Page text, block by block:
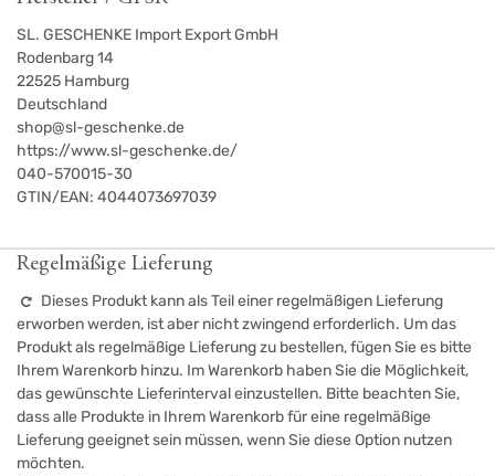
SL. GESCHENKE Import Export GmbH
Rodenbarg 14
22525 Hamburg
Deutschland
shop@sl-geschenke.de
https://www.sl-geschenke.de/
040-570015-30
GTIN/EAN: 4044073697039
Regelmäßige Lieferung
Dieses Produkt kann als Teil einer regelmäßigen Lieferung
erworben werden, ist aber nicht zwingend erforderlich. Um das
Produkt als regelmäßige Lieferung zu bestellen, fügen Sie es bitte
Ihrem Warenkorb hinzu. Im Warenkorb haben Sie die Möglichkeit,
das gewünschte Lieferinterval einzustellen. Bitte beachten Sie,
dass alle Produkte in Ihrem Warenkorb für eine regelmäßige
Lieferung geeignet sein müssen, wenn Sie diese Option nutzen
möchten.